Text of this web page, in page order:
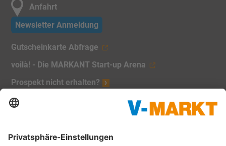
Anfahrt
Newsletter Anmeldung
Gutscheinkarte Abfrage
voilà! - Die MARKANT Start-up Arena
Prospekt nicht erhalten?
Unsere Marken:
Christl's Modemarkt